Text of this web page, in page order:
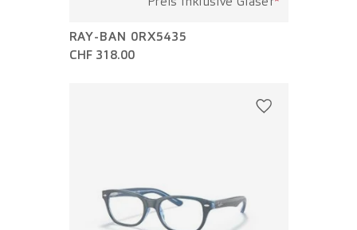
RAY-BAN 0RX5435
CHF 318.00